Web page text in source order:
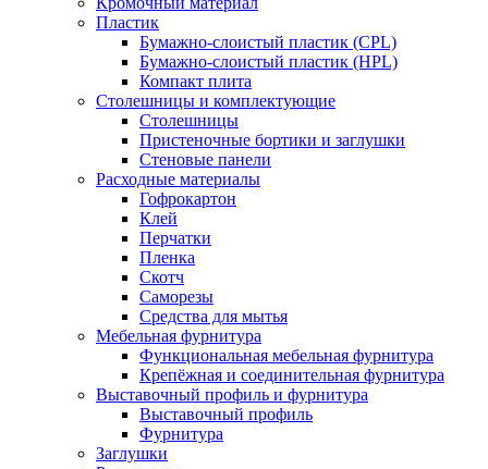
Пластик
Бумажно-слоистый пластик (CPL)
Бумажно-слоистый пластик (HPL)
Компакт плита
Столешницы и комплектующие
Столешницы
Пристеночные бортики и заглушки
Стеновые панели
Расходные материалы
Гофрокартон
Клей
Перчатки
Пленка
Скотч
Саморезы
Средства для мытья
Мебельная фурнитура
Функциональная мебельная фурнитура
Крепёжная и соединительная фурнитура
Выставочный профиль и фурнитура
Выставочный профиль
Фурнитура
Заглушки